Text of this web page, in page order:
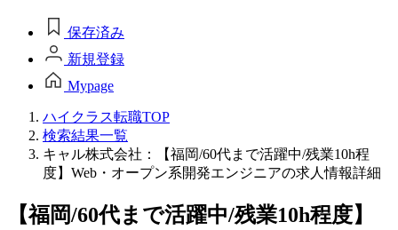
保存済み
新規登録
Mypage
ハイクラス転職TOP
検索結果一覧
キャル株式会社：【福岡/60代まで活躍中/残業10h程
度】Web・オープン系開発エンジニアの求人情報詳細
【福岡/60代まで活躍中/残業10h程度】